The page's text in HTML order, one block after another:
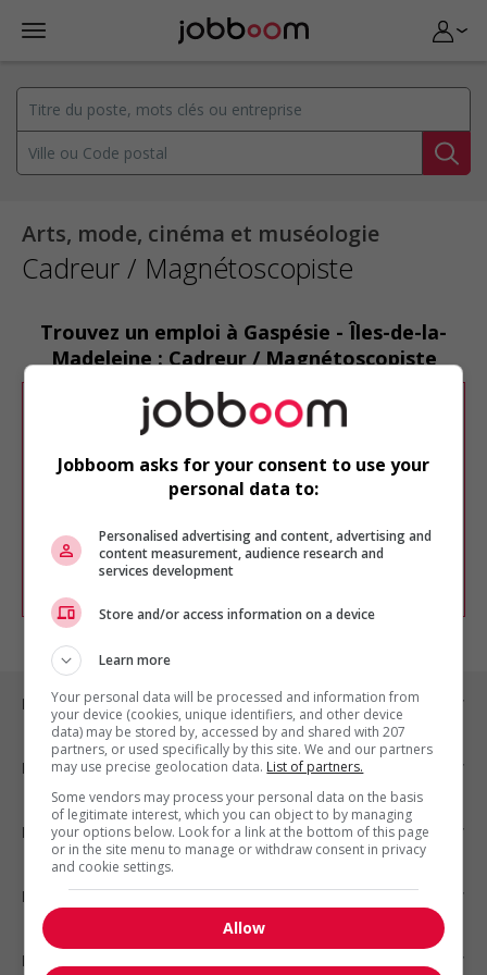
Arts, mode, cinéma et muséologie
Cadreur / Magnétoscopiste
Trouvez un emploi à Gaspésie - Îles-de-la-
Madeleine : Cadreur / Magnétoscopiste
Désolé, cette recherche n'a produit aucun
résultat.
Veuillez faire une nouvelle recherche.
Vous pouvez en tout temps utiliser nos
chercher un poste selon votre profil
d'intérêt en emploi en vousinscrivant
comme membre Jobboom.
Emplois par ville
Emplois par secteur
Emplois par statut
Emplois par type
Nos suggestions
Jobboom asks for your consent to use your
personal data to:
Personalised advertising and content, advertising and
content measurement, audience research and
services development
Store and/or access information on a device
Learn more
Your personal data will be processed and information from
your device (cookies, unique identifiers, and other device
data) may be stored by, accessed by and shared with 207
partners, or used specifically by this site. We and our partners
may use precise geolocation data. List of partners.
Some vendors may process your personal data on the basis
of legitimate interest, which you can object to by managing
your options below. Look for a link at the bottom of this page
or in the site menu to manage or withdraw consent in privacy
and cookie settings.
Allow